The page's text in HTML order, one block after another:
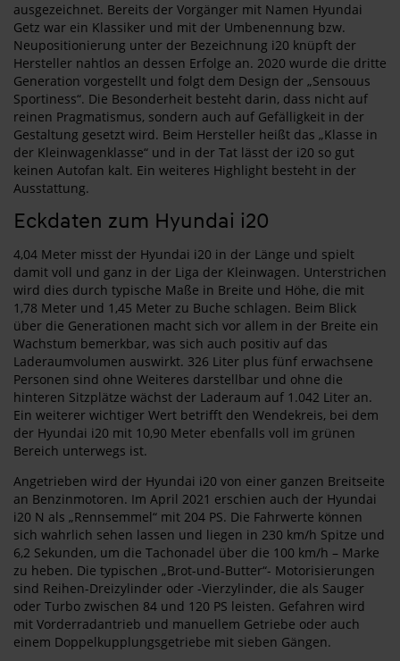
ausgezeichnet. Bereits der Vorgänger mit Namen Hyundai
Getz war ein Klassiker und mit der Umbenennung bzw.
Neupositionierung unter der Bezeichnung i20 knüpft der
Hersteller nahtlos an dessen Erfolge an. 2020 wurde die dritte
Generation vorgestellt und folgt dem Design der „Sensouus
Sportiness“. Die Besonderheit besteht darin, dass nicht auf
reinen Pragmatismus, sondern auch auf Gefälligkeit in der
Gestaltung gesetzt wird. Beim Hersteller heißt das „Klasse in
der Kleinwagenklasse“ und in der Tat lässt der i20 so gut
keinen Autofan kalt. Ein weiteres Highlight besteht in der
Ausstattung.
Eckdaten zum Hyundai i20
4,04 Meter misst der Hyundai i20 in der Länge und spielt
damit voll und ganz in der Liga der Kleinwagen. Unterstrichen
wird dies durch typische Maße in Breite und Höhe, die mit
1,78 Meter und 1,45 Meter zu Buche schlagen. Beim Blick
über die Generationen macht sich vor allem in der Breite ein
Wachstum bemerkbar, was sich auch positiv auf das
Laderaumvolumen auswirkt. 326 Liter plus fünf erwachsene
Personen sind ohne Weiteres darstellbar und ohne die
hinteren Sitzplätze wächst der Laderaum auf 1.042 Liter an.
Ein weiterer wichtiger Wert betrifft den Wendekreis, bei dem
der Hyundai i20 mit 10,90 Meter ebenfalls voll im grünen
Bereich unterwegs ist.
Angetrieben wird der Hyundai i20 von einer ganzen Breitseite
an Benzinmotoren. Im April 2021 erschien auch der Hyundai
i20 N als „Rennsemmel“ mit 204 PS. Die Fahrwerte können
sich wahrlich sehen lassen und liegen in 230 km/h Spitze und
6,2 Sekunden, um die Tachonadel über die 100 km/h – Marke
zu heben. Die typischen „Brot-und-Butter“- Motorisierungen
sind Reihen-Dreizylinder oder -Vierzylinder, die als Sauger
oder Turbo zwischen 84 und 120 PS leisten. Gefahren wird
mit Vorderradantrieb und manuellem Getriebe oder auch
einem Doppelkupplungsgetriebe mit sieben Gängen.